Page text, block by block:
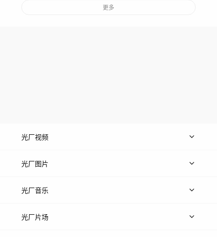
更多
光厂视频
上传视频
光厂图片
上传图片
光厂音乐
热门音乐
光厂片场